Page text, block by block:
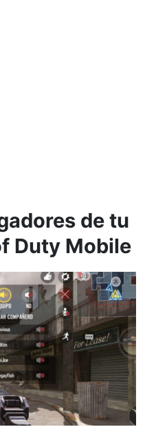
de tu
Duty Mobile